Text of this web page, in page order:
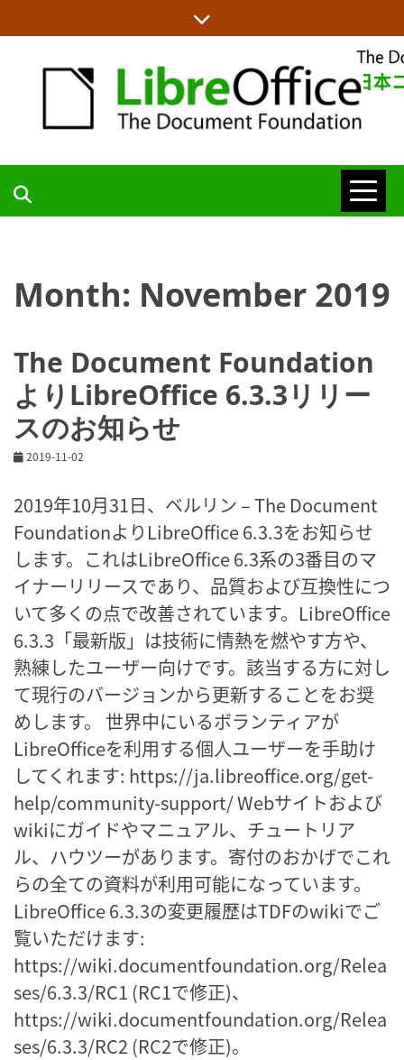
to
content
LIBREOFFICE
BLOG
Month: November 2019
The Document Foundation
よりLibreOffice 6.3.3リリー
スのお知らせ
2019-11-02
2019年10月31日、ベルリン – The Document
FoundationよりLibreOffice 6.3.3をお知らせ
します。これはLibreOffice 6.3系の3番目のマ
イナーリリースであり、品質および互換性につ
いて多くの点で改善されています。LibreOffice
6.3.3「最新版」は技術に情熱を燃やす方や、
熟練したユーザー向けです。該当する方に対し
て現行のバージョンから更新することをお奨
めします。 世界中にいるボランティアが
LibreOfficeを利用する個人ユーザーを手助け
してくれます: https://ja.libreoffice.org/get-
help/community-support/ Webサイトおよび
wikiにガイドやマニュアル、チュートリア
ル、ハウツーがあります。寄付のおかげでこれ
らの全ての資料が利用可能になっています。
LibreOffice 6.3.3の変更履歴はTDFのwikiでご
覧いただけます:
https://wiki.documentfoundation.org/Relea
ses/6.3.3/RC1 (RC1で修正)、
https://wiki.documentfoundation.org/Relea
ses/6.3.3/RC2 (RC2で修正)。